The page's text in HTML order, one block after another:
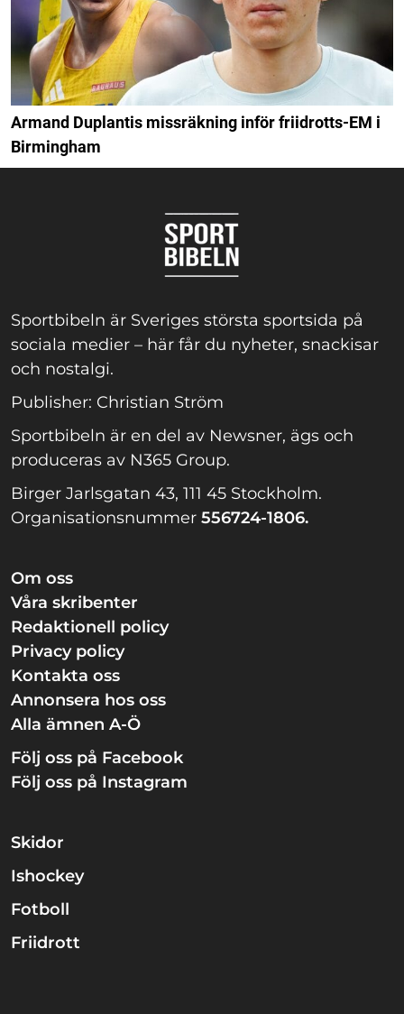
Armand Duplantis missräkning inför friidrotts-EM i
Birmingham
Sportbibeln är Sveriges största sportsida på
sociala medier – här får du nyheter, snackisar
och nostalgi.
Publisher: Christian Ström
Sportbibeln är en del av Newsner, ägs och
produceras av N365 Group.
Birger Jarlsgatan 43, 111 45 Stockholm.
Organisationsnummer 556724-1806.
Om oss
Våra skribenter
Redaktionell policy
Privacy policy
Kontakta oss
Annonsera hos oss
Alla ämnen A-Ö
Följ oss på Facebook
Följ oss på Instagram
Skidor
Ishockey
Fotboll
Friidrott